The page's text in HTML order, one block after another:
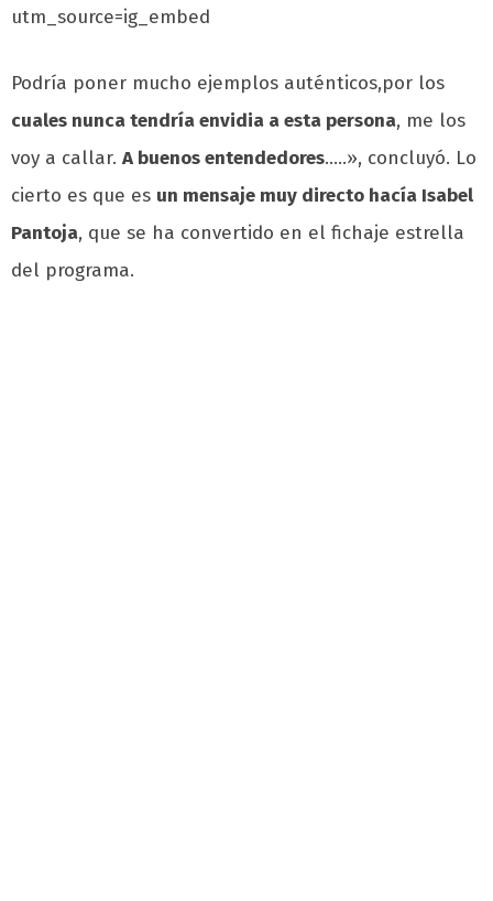
utm_source=ig_embed
Podría poner mucho ejemplos auténticos,por los
cuales nunca tendría envidia a esta persona, me los
voy a callar. A buenos entendedores…..», concluyó. Lo
cierto es que es un mensaje muy directo hacía Isabel
Pantoja, que se ha convertido en el fichaje estrella
del programa.